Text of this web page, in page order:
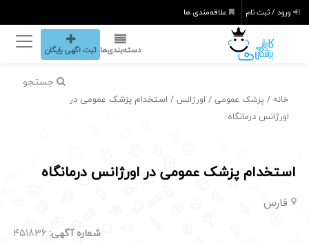
ورود / ثبت نام علاقه‌مندی ها
دسته‌بندی‌ها ثبت اگهی رایگان
جستجو
خانه / پزشک عمومی / اورژانس / استخدام پزشک عمومی در
اورژانس درمانگاه
استخدام پزشک عمومی در اورژانس درمانگاه
فارس
شماره آگهی: 451836